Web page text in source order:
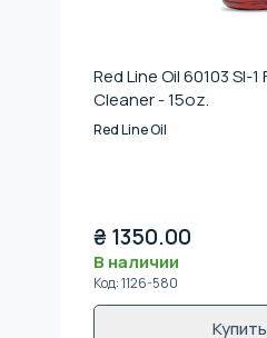
Red Line Oil 60103 SI-
Cleaner - 15oz.
Red Line Oil
₴ 1350.00
В наличии
Код:1126-580
Купить